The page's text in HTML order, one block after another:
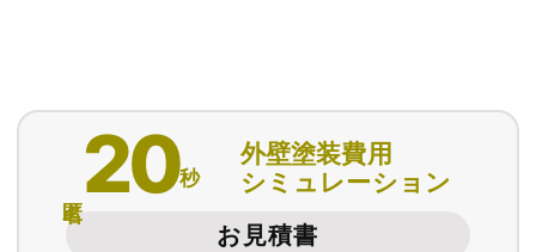
20秒
外壁塗装費用
シミュレーション
お見積書